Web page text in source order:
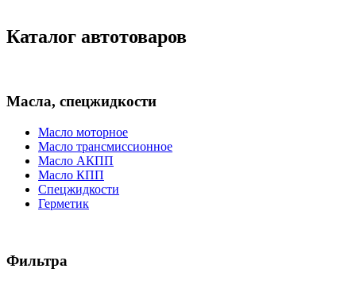
Каталог автотоваров
Масла, спецжидкости
Масло моторное
Масло трансмиссионное
Масло АКПП
Масло КПП
Спецжидкости
Герметик
Фильтра